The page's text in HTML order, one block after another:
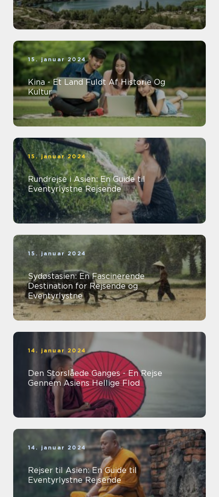
15. januar 2024
Kina - Et Land Fuldt Af Historie Og
Kultur
15. januar 2024
Rundrejse i Asien: En Guide til
Eventyrlystne Rejsende
15. januar 2024
Sydøstasien: En Fascinerende
Destination for Rejsende og
Eventyrlystne
14. januar 2024
Den Storslåede Ganges - En Rejse
Gennem Asiens Hellige Flod
14. januar 2024
Rejser til Asien: En Guide til
Eventyrlystne Rejsende